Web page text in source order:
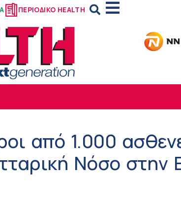
ΠΕΡΙΟΔΙΚΟ HEALTH
από 1.000
Νόσο στην